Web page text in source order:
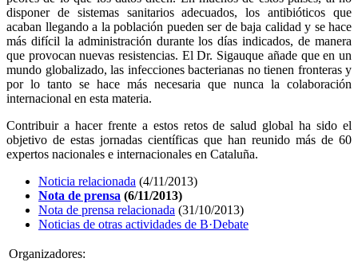
disponer de sistemas sanitarios adecuados, los antibióticos que
acaban llegando a la población pueden ser de baja calidad y se hace
más difícil la administración durante los días indicados, de manera
que provocan nuevas resistencias. El Dr. Sigauque añade que en un
mundo globalizado, las infecciones bacterianas no tienen fronteras y
por lo tanto se hace más necesaria que nunca la colaboración
internacional en esta materia.
Contribuir a hacer frente a estos retos de salud global ha sido el
objetivo de estas jornadas científicas que han reunido más de 60
expertos nacionales e internacionales en Cataluña.
Noticia relacionada (4/11/2013)
Nota de prensa (6/11/2013)
Nota de prensa relacionada (31/10/2013)
Noticias de otras actividades de B·Debate
Organizadores: